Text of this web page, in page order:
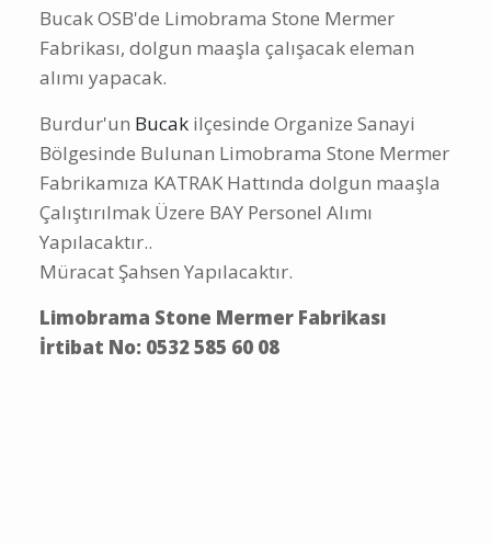
Bucak OSB'de Limobrama Stone Mermer
Fabrikası, dolgun maaşla çalışacak eleman
alımı yapacak.
Burdur'un Bucak ilçesinde Organize Sanayi
Bölgesinde Bulunan Limobrama Stone Mermer
Fabrikamıza KATRAK Hattında dolgun maaşla
Çalıştırılmak Üzere BAY Personel Alımı
Yapılacaktır..
Müracat Şahsen Yapılacaktır.
Limobrama Stone Mermer Fabrikası
İrtibat No: 0532 585 60 08